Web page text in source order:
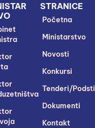
STRANICE
Početna
Ministarstvo
Novosti
Konkursi
Tenderi/
Dokumenti
Kontakt